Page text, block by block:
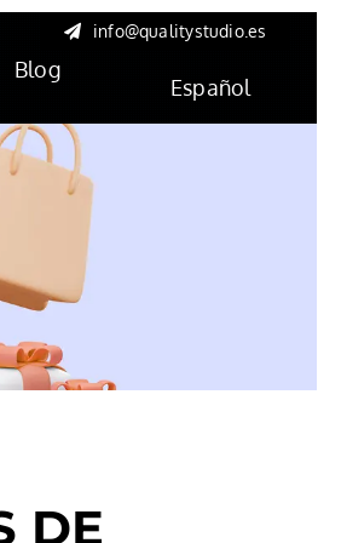
info@qualitystudio.es
Blog
Español
DE